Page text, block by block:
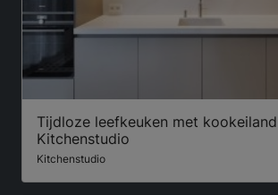
Tijdloze leefkeuken met kookeiland |
Kitchenstudio
Kitchenstudio